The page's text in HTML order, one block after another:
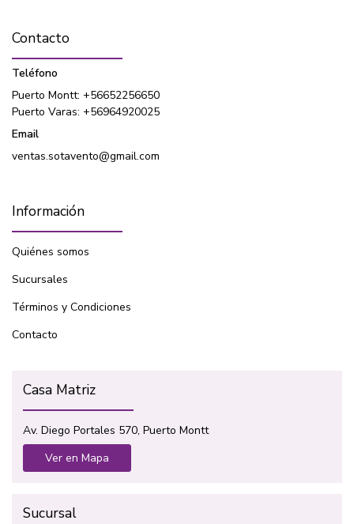
Contacto
Teléfono
Puerto Montt: +56652256650
Puerto Varas: +56964920025
Email
ventas.sotavento@gmail.com
Información
Quiénes somos
Sucursales
Términos y Condiciones
Contacto
Casa Matriz
Av. Diego Portales 570, Puerto Montt
Ver en Mapa
Sucursal